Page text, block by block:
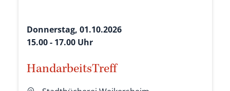
Donnerstag, 01.10.2026
15.00 - 17.00 Uhr
HandarbeitsTreff